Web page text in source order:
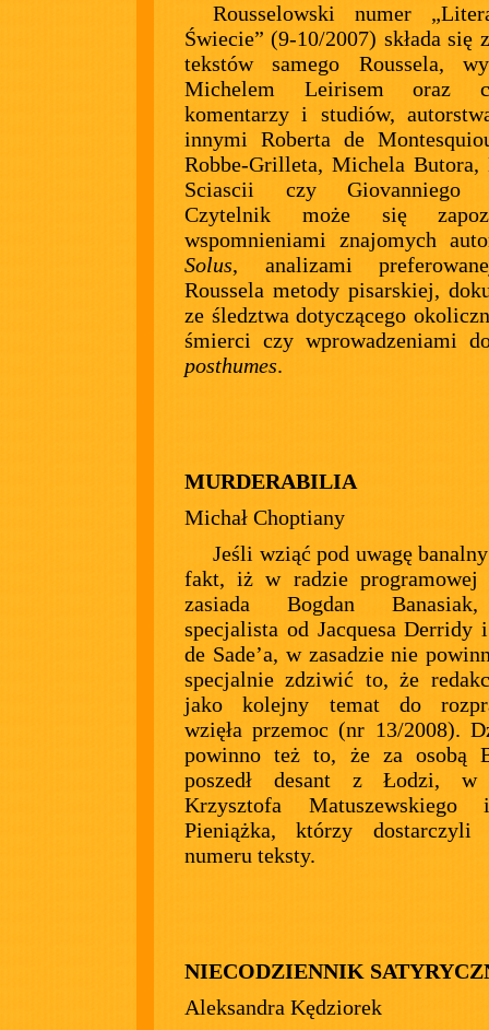
Rousselowski numer
Świecie” (9-10/2007) składa się
tekstów samego Roussela,
Michelem Leirisem oraz
komentarzy i studiów,
innymi Roberta de
Robbe-Grilleta, Michela Butora,
Sciascii czy Giovanniego
Czytelnik może się
wspomnieniami znajomych
Solus, analizami
Roussela metody pisarskiej,
ze śledztwa dotyczącego
śmierci czy wprowadzeniami
posthumes.
MURDERABILIA
Michał Choptiany
Jeśli wziąć pod uwagę
fakt, iż w radzie programowej
zasiada Bogdan
specjalista od Jacquesa Derridy
de Sade’a, w zasadzie nie
specjalnie zdziwić to, że
jako kolejny temat do
wzięła przemoc (nr 13/2008).
powinno też to, że za osobą
poszedł desant z Łodzi, w
Krzysztofa Matuszewskiego
Pieniążka, którzy
numeru teksty.
NIECODZIENNIK
Aleksandra Kędziorek